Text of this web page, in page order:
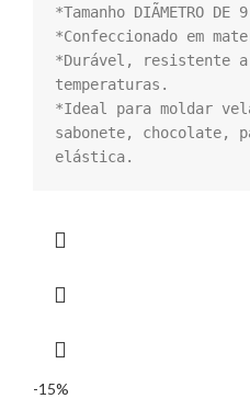
*Tamanho DIÃMETRO DE
*Confeccionado em
*Durável, resistente
temperaturas.
*Ideal para moldar
sabonete, chocolate,
elástica.
-15%